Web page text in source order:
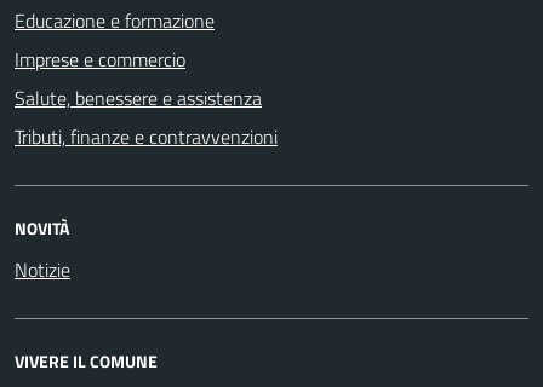
Educazione e formazione
Imprese e commercio
Salute, benessere e assistenza
Tributi, finanze e contravvenzioni
NOVITÀ
Notizie
VIVERE IL COMUNE